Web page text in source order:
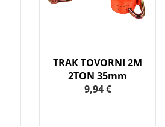
TRAK TOVORNI 2M
2TON 35mm
9,94 €